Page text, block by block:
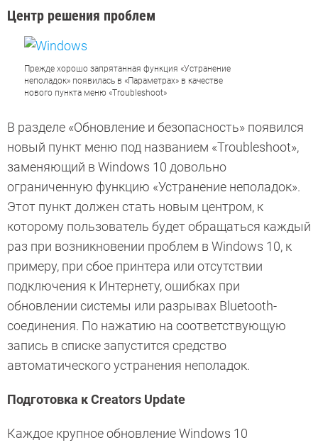
Центр решения проблем
Прежде хорошо запрятанная функция «Устранение
неполадок» появилась в «Параметрах» в качестве
нового пункта меню «Troubleshoot»
В разделе «Обновление и безопасность» появился
новый пункт меню под названием «Troubleshoot»,
заменяющий в Windows 10 довольно
ограниченную функцию «Устранение неполадок».
Этот пункт должен стать новым центром, к
которому пользователь будет обращаться каждый
раз при возникновении проблем в Windows 10, к
примеру, при сбое принтера или отсутствии
подключения к Интернету, ошибках при
обновлении системы или разрывах Bluetooth-
соединения. По нажатию на соответствующую
запись в списке запустится средство
автоматического устранения неполадок.
Подготовка к Creators Update
Каждое крупное обновление Windows 10